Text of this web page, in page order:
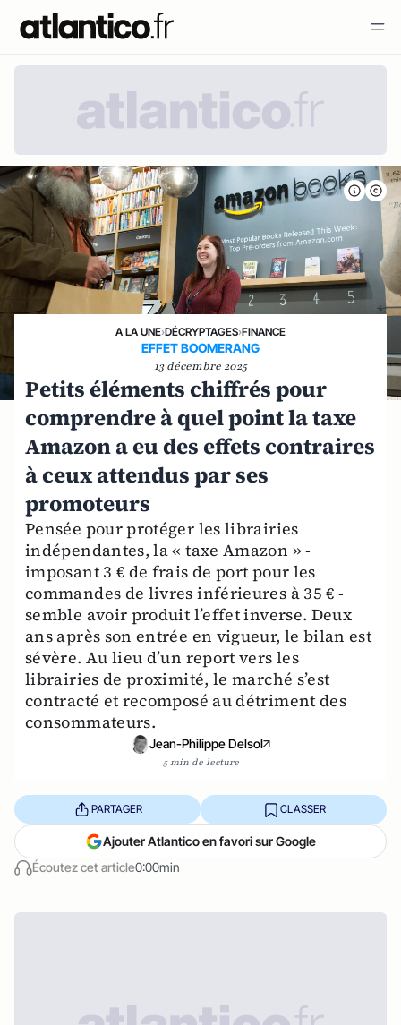
A LA UNE›DÉCRYPTAGES›FINANCE
EFFET BOOMERANG
13 décembre 2025
Petits éléments chiffrés pour
comprendre à quel point la taxe
Amazon a eu des effets contraires
à ceux attendus par ses
promoteurs
Pensée pour protéger les librairies
indépendantes, la « taxe Amazon » -
imposant 3 € de frais de port pour les
commandes de livres inférieures à 35 € -
semble avoir produit l’effet inverse. Deux
ans après son entrée en vigueur, le bilan est
sévère. Au lieu d’un report vers les
librairies de proximité, le marché s’est
contracté et recomposé au détriment des
consommateurs.
Jean-Philippe Delsol
5 min de lecture
Écoutez cet article0:00min
PARTAGER CLASSER
Ajouter Atlantico en favori sur Google